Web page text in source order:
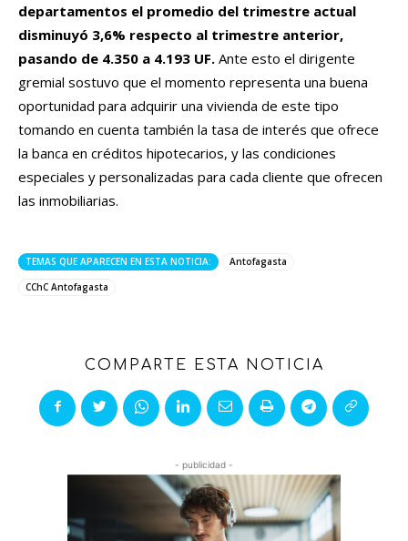
departamentos el promedio del trimestre actual
disminuyó 3,6% respecto al trimestre anterior,
pasando de 4.350 a 4.193 UF. Ante esto el dirigente
gremial sostuvo que el momento representa una buena
oportunidad para adquirir una vivienda de este tipo
tomando en cuenta también la tasa de interés que ofrece
la banca en créditos hipotecarios, y las condiciones
especiales y personalizadas para cada cliente que ofrecen
las inmobiliarias.
TEMAS QUE APARECEN EN ESTA NOTICIA:
Antofagasta
CChC Antofagasta
COMPARTE ESTA NOTICIA
- publicidad -